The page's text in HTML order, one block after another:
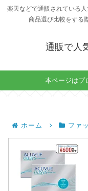
楽天などで通販されている
商品選び比較をする
通販で人
本ページはプ
ホーム ファ